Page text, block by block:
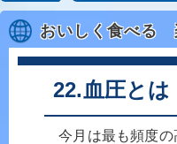
肥満症／メタボリック
脂肪肝／NAFLD／
ロコモティブシンドロ
おいしく食べる
22.血圧とは
今月は最も頻度の